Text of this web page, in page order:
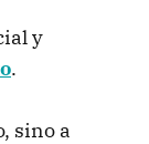
y
.
sino a